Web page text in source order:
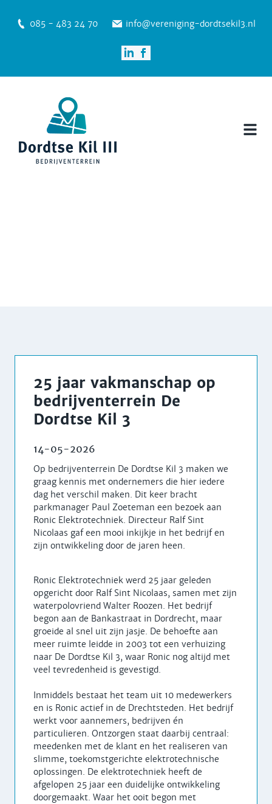
085 - 483 24 70 info@vereniging-dordtsekil3.nl
25 jaar vakmanschap op
bedrijventerrein De
Dordtse Kil 3
14-05-2026
Op bedrijventerrein De Dordtse Kil 3 maken we
graag kennis met ondernemers die hier iedere
dag het verschil maken. Dit keer bracht
parkmanager Paul Zoeteman een bezoek aan
Ronic Elektrotechniek. Directeur Ralf Sint
Nicolaas gaf een mooi inkijkje in het bedrijf en
zijn ontwikkeling door de jaren heen.
Ronic Elektrotechniek werd 25 jaar geleden
opgericht door Ralf Sint Nicolaas, samen met zijn
waterpolovriend Walter Roozen. Het bedrijf
begon aan de Bankastraat in Dordrecht, maar
groeide al snel uit zijn jasje. De behoefte aan
meer ruimte leidde in 2003 tot een verhuizing
naar De Dordtse Kil 3, waar Ronic nog altijd met
veel tevredenheid is gevestigd.
Inmiddels bestaat het team uit 10 medewerkers
en is Ronic actief in de Drechtsteden. Het bedrijf
werkt voor aannemers, bedrijven én
particulieren. Ontzorgen staat daarbij centraal:
meedenken met de klant en het realiseren van
slimme, toekomstgerichte elektrotechnische
oplossingen. De elektrotechniek heeft de
afgelopen 25 jaar een duidelijke ontwikkeling
doorgemaakt. Waar het ooit begon met